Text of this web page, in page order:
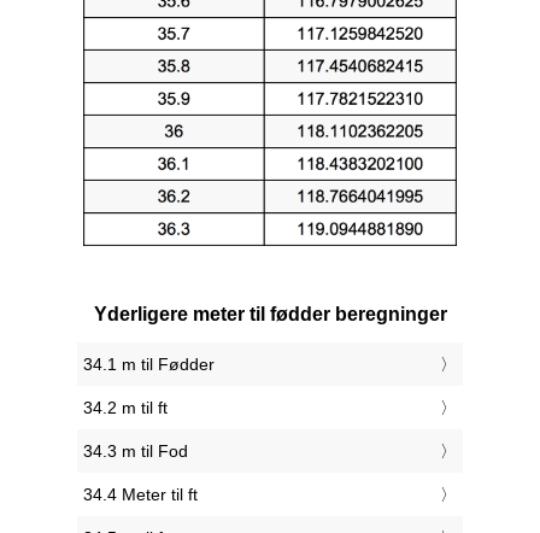
Yderligere meter til fødder beregninger
34.1 m til Fødder
34.2 m til ft
34.3 m til Fod
34.4 Meter til ft